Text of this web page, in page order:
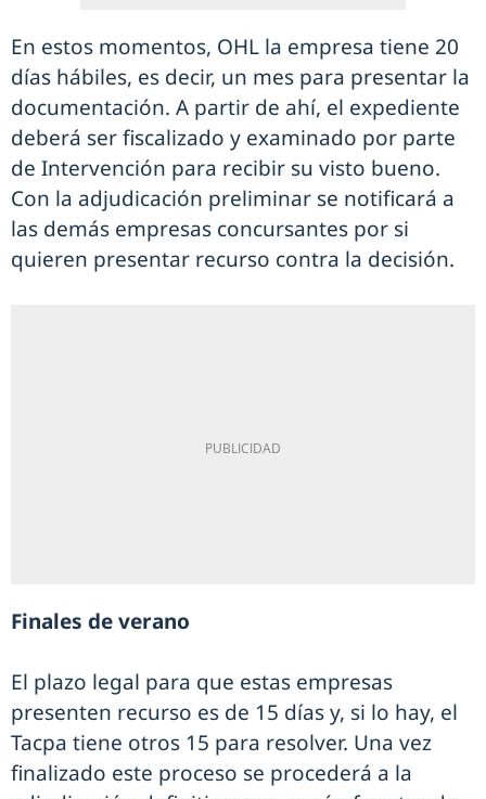
En estos momentos, OHL la empresa tiene 20
días hábiles, es decir, un mes para presentar la
documentación. A partir de ahí, el expediente
deberá ser fiscalizado y examinado por parte
de Intervención para recibir su visto bueno.
Con la adjudicación preliminar se notificará a
las demás empresas concursantes por si
quieren presentar recurso contra la decisión.
Finales de verano
El plazo legal para que estas empresas
presenten recurso es de 15 días y, si lo hay, el
Tacpa tiene otros 15 para resolver. Una vez
finalizado este proceso se procederá a la